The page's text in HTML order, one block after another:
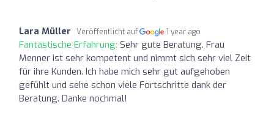
Lara Müller Veröffentlicht auf 1 year ago
Fantastische Erfahrung: Sehr gute Beratung. Frau
Menner ist sehr kompetent und nimmt sich sehr viel Zeit
für ihre Kunden. Ich habe mich sehr gut aufgehoben
gefühlt und sehe schon viele Fortschritte dank der
Beratung. Danke nochmal!